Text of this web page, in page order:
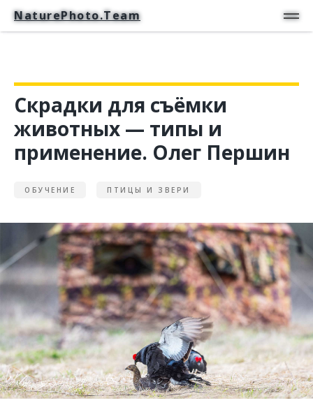
NaturePhoto.Team
NaturePhoto.Team
Скрадки для съёмки
животных — типы и
применение. Олег Першин
ОБУЧЕНИЕ ПТИЦЫ И ЗВЕРИ